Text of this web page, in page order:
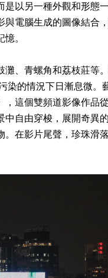
是以另一種外觀和形態
與電腦生成的圖像結合
。
灘、青螺角和荔枝莊等
染的情況下日漸息微。
，這個雙頻道影像作品
中自由穿梭，展開奇異
。在影片尾聲，珍珠滑